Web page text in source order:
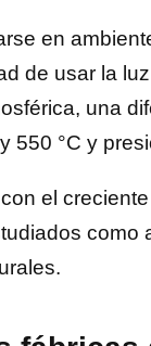
en
de usar la
una
550 °C y
el
como